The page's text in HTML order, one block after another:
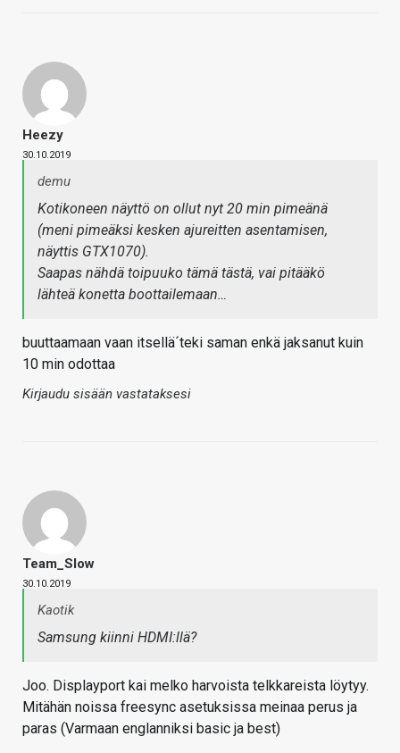
Heezy
30.10.2019
demu
Kotikoneen näyttö on ollut nyt 20 min pimeänä
(meni pimeäksi kesken ajureitten asentamisen,
näyttis GTX1070).
Saapas nähdä toipuuko tämä tästä, vai pitääkö
lähteä konetta boottailemaan…
buuttaamaan vaan itsellä´teki saman enkä jaksanut kuin
10 min odottaa
Kirjaudu sisään vastataksesi
Team_Slow
30.10.2019
Kaotik
Samsung kiinni HDMI:llä?
Joo. Displayport kai melko harvoista telkkareista löytyy.
Mitähän noissa freesync asetuksissa meinaa perus ja
paras (Varmaan englanniksi basic ja best)